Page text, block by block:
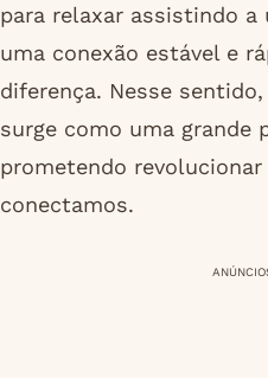
para relaxar assistindo
uma conexão estável e
diferença. Nesse
surge como uma grande
prometendo
conectamos.